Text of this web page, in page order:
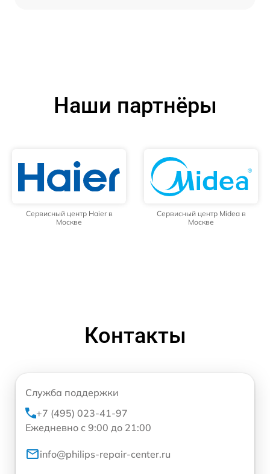
Наши партнёры
Сервисный центр Haier в
Москве
Сервисный центр Midea в
Москве
Контакты
Служба поддержки
+7 (495) 023-41-97
Ежедневно с 9:00 до 21:00
info@philips-repair-center.ru